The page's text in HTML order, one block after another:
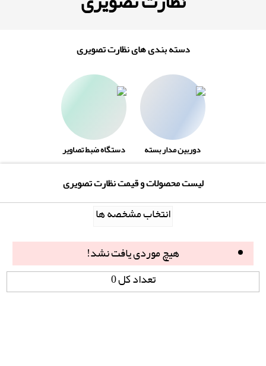
دسته بندی های نظارت تصویری
دوربین مدار بسته دستگاه ضبط تصاویر
لیست محصولات و قیمت نظارت تصویری
انتخاب مشخصه ها
هیچ موردی یافت نشد!
تعداد کل 0